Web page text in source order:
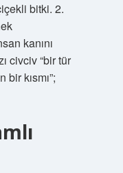
bitki. 2.
kanını
civciv “bir tür
kısmı”;